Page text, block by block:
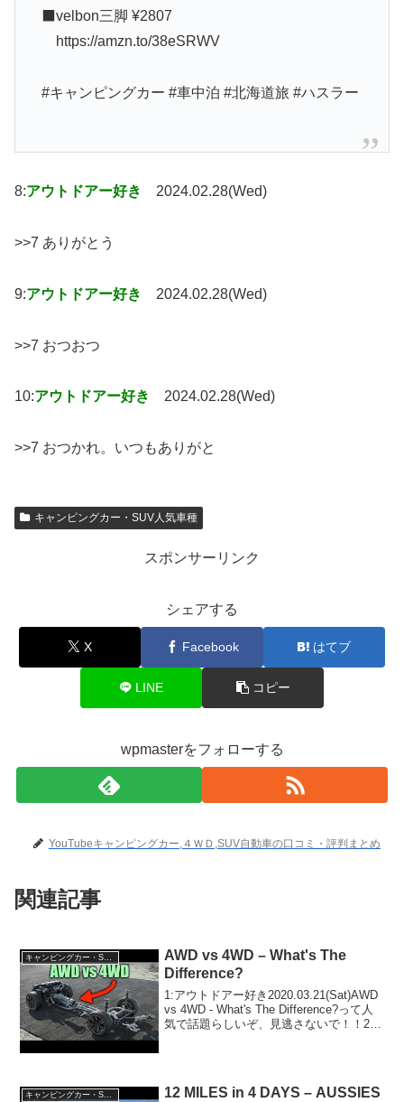
⬛velbon三脚 ¥2807
https://amzn.to/38eSRWV
#キャンピングカー #車中泊 #北海道旅 #ハスラー
8:アウトドアー好き 2024.02.28(Wed)
>>7 ありがとう
9:アウトドアー好き 2024.02.28(Wed)
>>7 おつおつ
10:アウトドアー好き 2024.02.28(Wed)
>>7 おつかれ。いつもありがと
キャンピングカー・SUV人気車種
スポンサーリンク
シェアする
X Facebook はてブ
LINE コピー
wpmasterをフォローする
YouTubeキャンピングカー,４ＷＤ,SUV自動車の口コミ・評判まとめ
関連記事
AWD vs 4WD – What's The
Difference?
1:アウトドアー好き2020.03.21(Sat)AWD
vs 4WD - What's The Difference?って人
気で話題らしいぞ、見逃さないで！！2:
キャンピングカー・SUV人気車種
12 MILES in 4 DAYS – AUSSIES